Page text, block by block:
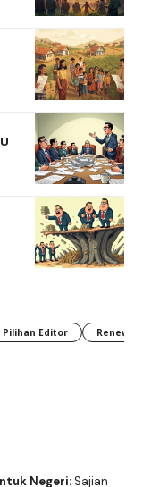
Pilihan Editor
Negeri:Sajian